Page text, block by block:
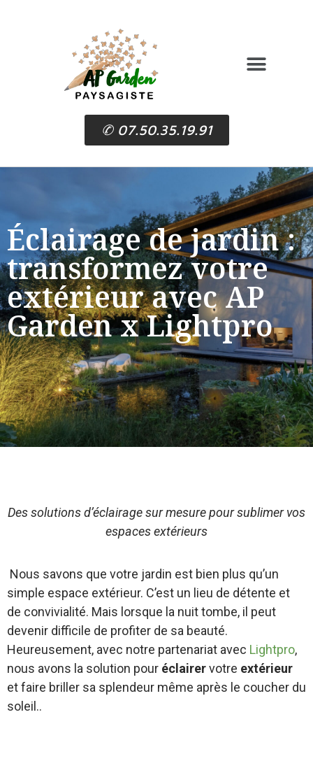
✆ 07.50.35.19.91
Éclairage de jardin :
transformez votre
extérieur avec AP
Garden x Lightpro
Des solutions d’éclairage sur mesure pour sublimer vos
espaces extérieurs
Nous savons que votre jardin est bien plus qu’un
simple espace extérieur. C’est un lieu de détente et
de convivialité. Mais lorsque la nuit tombe, il peut
devenir difficile de profiter de sa beauté.
Heureusement, avec notre partenariat avec Lightpro,
nous avons la solution pour éclairervotre extérieur
et faire briller sa splendeur même après le coucher du
soleil..